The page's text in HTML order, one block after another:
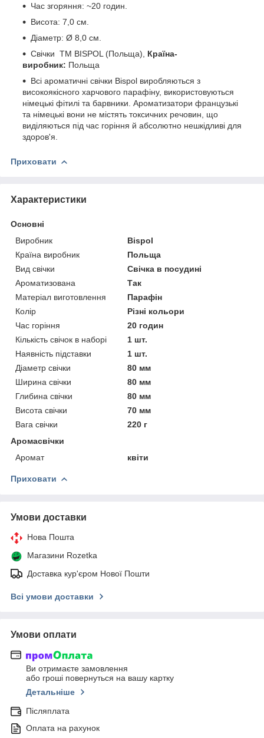
Час згоряння: ~20 годин.
Висота: 7,0 см.
Діаметр: Ø 8,0 см.
Свічки ТМ BISPOL (Польща), Країна-
виробник: Польща
Всі ароматичні свічки Bispol виробляються з
високоякісного харчового парафіну, використовуються
німецькі фітилі та барвники. Ароматизатори французькі
та німецькі вони не містять токсичних речовин, що
виділяються під час горіння й абсолютно нешкідливі для
здоров'я.
Приховати
Характеристики
Основні
Виробник
Bispol
Країна виробник
Польща
Вид свічки
Свічка в посудині
Ароматизована
Так
Матеріал виготовлення
Парафін
Колір
Різні кольори
Час горіння
20 годин
Кількість свічок в наборі
1 шт.
Наявність підставки
1 шт.
Діаметр свічки
80 мм
Ширина свічки
80 мм
Глибина свічки
80 мм
Висота свічки
70 мм
Вага свічки
220 г
Аромасвічки
Аромат
квіти
Приховати
Умови доставки
Нова Пошта
Магазини Rozetka
Доставка кур'єром Нової Пошти
Всі умови доставки
Умови оплати
Ви отримаєте замовлення
або гроші повернуться на вашу картку
Детальніше
Післяплата
Оплата на рахунок